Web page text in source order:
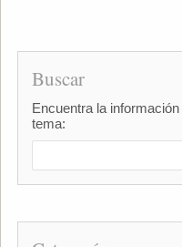
Buscar
Encuentra la
tema: